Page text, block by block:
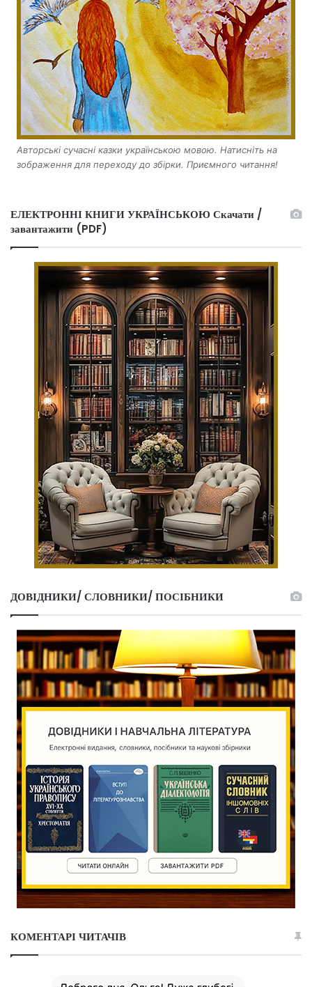
Авторські сучасні казки українською мовою. Натисніть на
зображення для переходу до збірки. Приємного читання!
ЕЛЕКТРОННІ КНИГИ УКРАЇНСЬКОЮ Скачати /
завантажити (PDF)
ДОВІДНИКИ/ СЛОВНИКИ/ ПОСІБНИКИ
КОМЕНТАРІ ЧИТАЧІВ